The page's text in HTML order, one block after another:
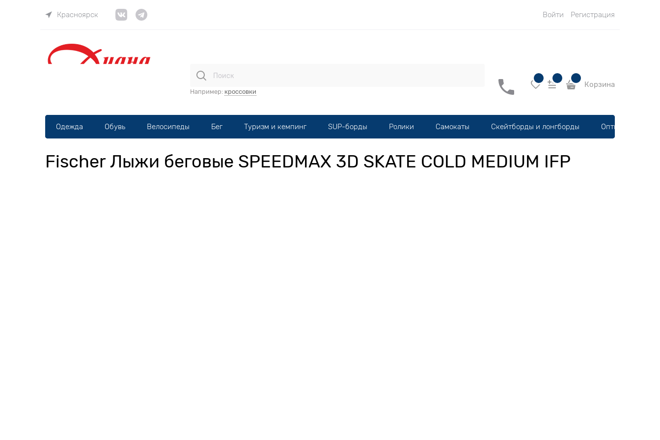
Красноярск Войти Регистрация
Например: кроссовки
Корзина
Одежда Обувь Велосипеды Бег Туризм и кемпинг SUP-борды Ролики Самокаты Скейтборды и лонгборды Оптика, шлемы
Fischer Лыжи беговые SPEEDMAX 3D SKATE COLD MEDIUM IFP